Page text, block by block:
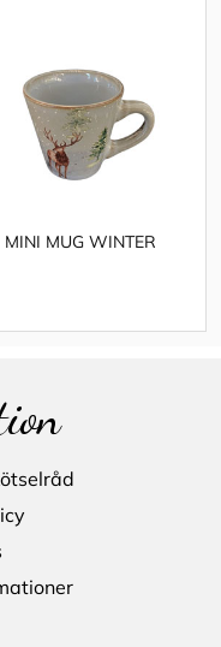
MINI MUG WINTER